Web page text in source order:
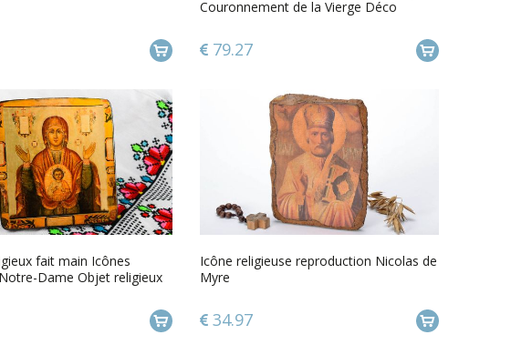
Couronnement de la Vierge Déco
79.27
fait main Icônes
Dame Objet religieux
Icône religieuse reproduction Nicolas de
Myre
34.97